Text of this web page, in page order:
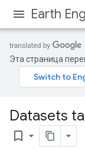
Earth
Эта страница
Datasets
bookmark_border